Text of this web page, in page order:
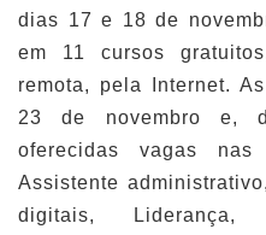
dias 17 e 18 de
em 11 cursos
remota, pela Internet.
23 de novembro e,
oferecidas vagas nas
Assistente
digitais,